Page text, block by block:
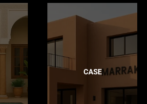
CASE